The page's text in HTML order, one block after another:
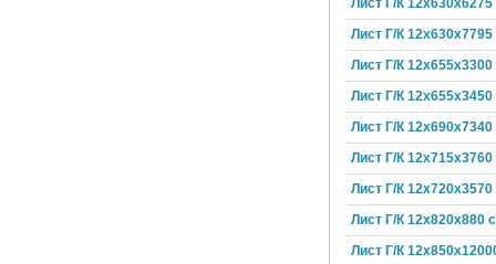
Лист Г/К 12х630х6275
Лист Г/К 12х630х7795
Лист Г/К 12х655х3300
Лист Г/К 12х655х3450
Лист Г/К 12х690х7340
Лист Г/К 12х715х3760
Лист Г/К 12х720х3570
Лист Г/К 12х820х880
Лист Г/К